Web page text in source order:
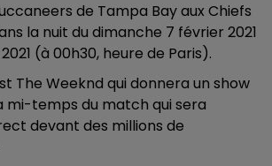
de Tampa Bay aux Chiefs
la nuit du dimanche 7 février 2021
(à 00h30, heure de Paris).
The Weeknd qui donnera un show
mi-temps du match qui sera
devant des millions de